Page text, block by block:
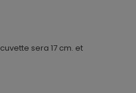
sera 17 cm. et